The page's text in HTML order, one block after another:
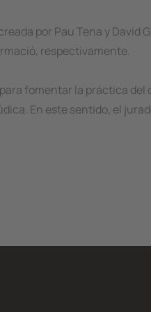
por Pau Tena y David
respectivamente.
fomentar la práctica
En este sentido, el